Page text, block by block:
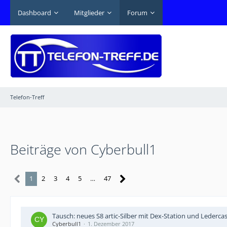
Dashboard Mitglieder Forum
Telefon-Treff
Beiträge von Cyberbull1
1 2 3 4 5 … 47
Tausch: neues S8 artic-Silber mit Dex-Station und
Cyberbull1 1. Dezember 2017